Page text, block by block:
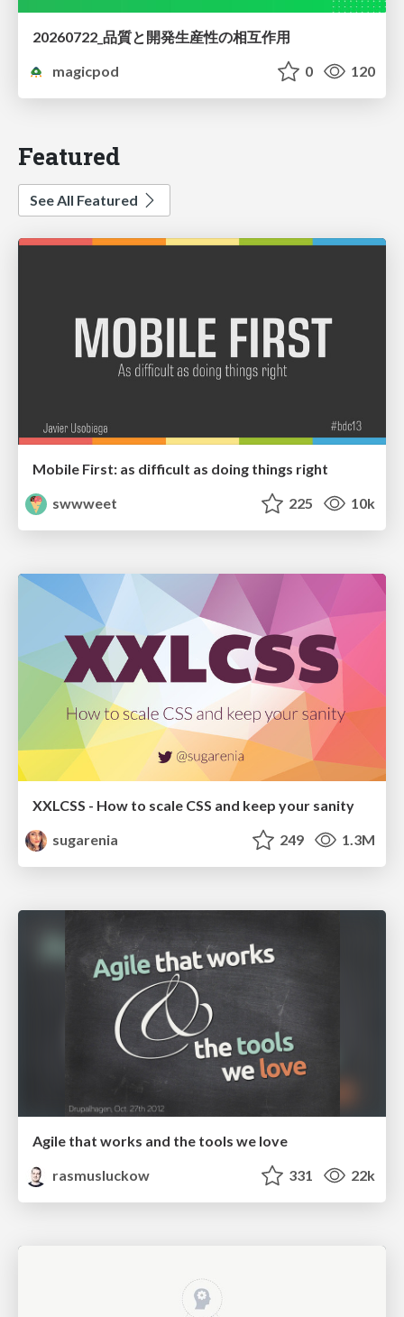
20260722_品質と開発生産性の相互作用
magicpod
0 120
Featured
See All Featured
Mobile First: as difficult as doing things right
swwweet
225 10k
XXLCSS - How to scale CSS and keep your sanity
sugarenia
249 1.3M
Agile that works and the tools we love
rasmusluckow
331 22k